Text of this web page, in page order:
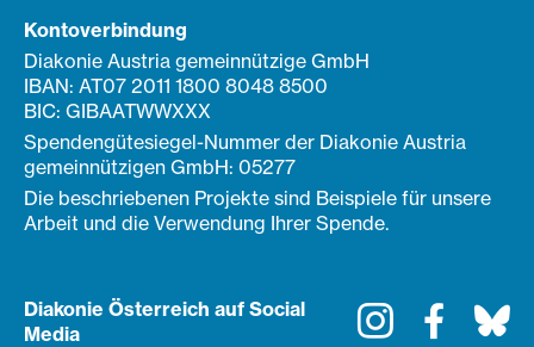
Kontoverbindung
Diakonie Austria gemeinnützige GmbH
IBAN: AT07 2011 1800 8048 8500
BIC: GIBAATWWXXX
Spendengütesiegel-Nummer der Diakonie Austria
gemeinnützigen GmbH: 05277
Die beschriebenen Projekte sind Beispiele für unsere
Arbeit und die Verwendung Ihrer Spende.
Diakonie Österreich auf Social
Media
Instagram